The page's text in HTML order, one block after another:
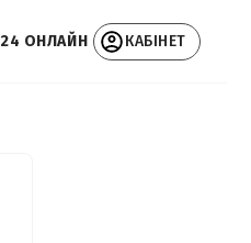
24 ОНЛАЙН КАБІНЕТ